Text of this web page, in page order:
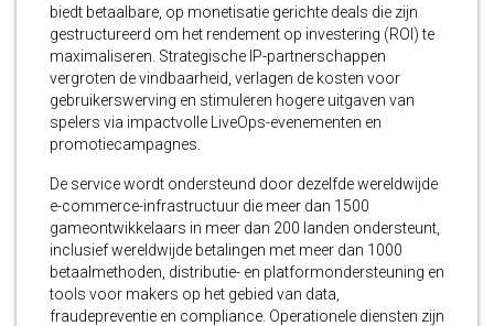
biedt betaalbare, op monetisatie gerichte deals die zijn
gestructureerd om het rendement op investering (ROI) te
maximaliseren. Strategische IP-partnerschappen
vergroten de vindbaarheid, verlagen de kosten voor
gebruikerswerving en stimuleren hogere uitgaven van
spelers via impactvolle LiveOps-evenementen en
promotiecampagnes.
De service wordt ondersteund door dezelfde wereldwijde
e-commerce-infrastructuur die meer dan 1500
gameontwikkelaars in meer dan 200 landen ondersteunt,
inclusief wereldwijde betalingen met meer dan 1000
betaalmethoden, distributie- en platformondersteuning en
tools voor makers op het gebied van data,
fraudepreventie en compliance. Operationele diensten zijn